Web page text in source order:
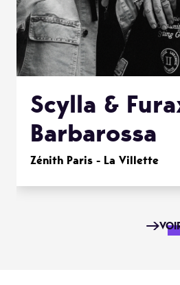
Scylla &
Barbarossa
Zénith Paris - La Villette